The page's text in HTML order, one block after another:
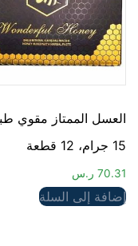
العسل الممتاز مقوي
15 جرام، 12 قطعة
70.31 ر.س
إضافة إلى السلة